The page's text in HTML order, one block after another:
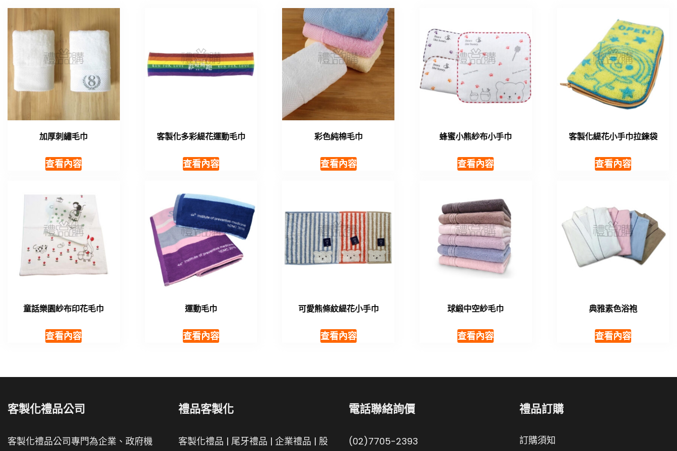
加厚刺繡毛巾
查看內容
客製化多彩緹花運動毛巾
查看內容
彩色純棉毛巾
查看內容
蜂蜜小熊紗布小手巾
查看內容
客製化緹花小手巾拉鍊袋
查看內容
童話樂園紗布印花毛巾
查看內容
運動毛巾
查看內容
可愛熊條紋緹花小手巾
查看內容
球緞中空紗毛巾
查看內容
典雅素色浴袍
查看內容
客製化禮品公司
客製化禮品公司專門為企業、政府機
禮品客製化
客製化禮品 | 尾牙禮品 | 企業禮品 | 股
電話聯絡詢價
(02)7705-2393
禮品訂購
訂購須知